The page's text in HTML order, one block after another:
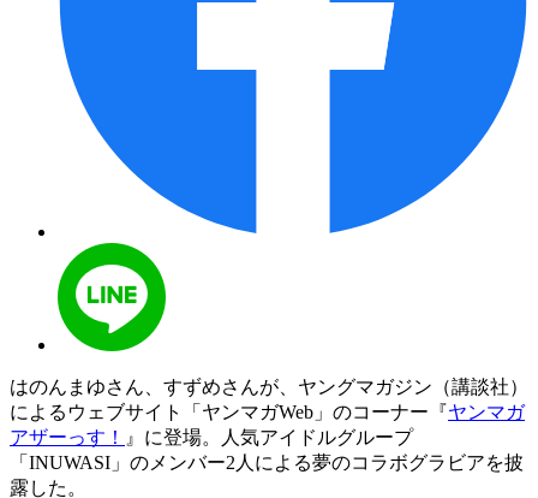
はのんまゆさん、すずめさんが、ヤングマガジン（講談社）
によるウェブサイト「ヤンマガWeb」のコーナー『ヤンマガ
アザーっす！
』に登場。人気アイドルグループ
「INUWASI」のメンバー2人による夢のコラボグラビアを披
露した。